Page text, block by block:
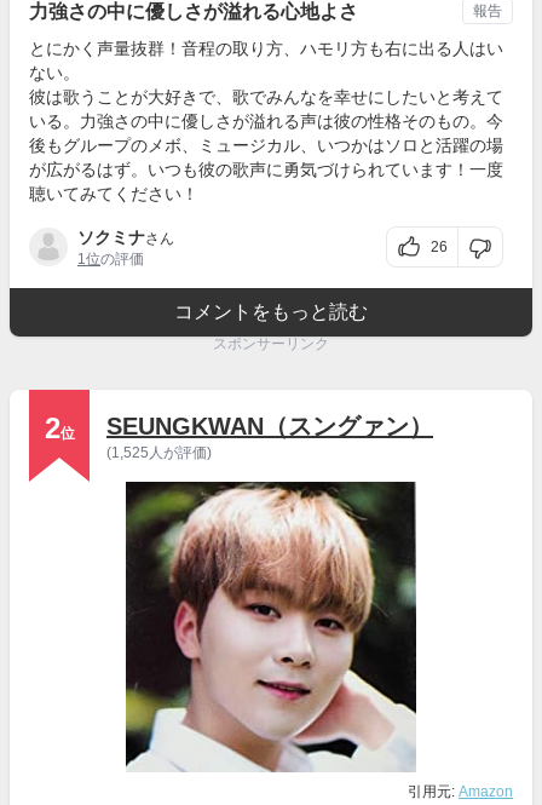
力強さの中に優しさが溢れる心地よさ
とにかく声量抜群！音程の取り方、ハモリ方も右に出る人はい
ない。
彼は歌うことが大好きで、歌でみんなを幸せにしたいと考えて
いる。力強さの中に優しさが溢れる声は彼の性格そのもの。今
後もグループのメボ、ミュージカル、いつかはソロと活躍の場
が広がるはず。いつも彼の歌声に勇気づけられています！一度
聴いてみてください！
ソクミナさん
1位の評価
26
報告
コメントをもっと読む
スポンサーリンク
2位 SEUNGKWAN（スングァン）
(1,525人が評価)
引用元: Amazon